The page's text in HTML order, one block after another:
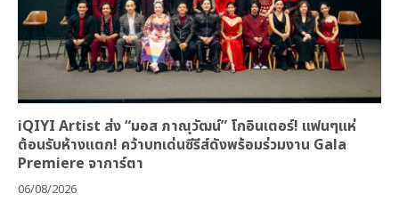
iQIYI Artist ส่ง “มอส ภาณุวัฒน์” โกอินเตอร์! แฟนๆแห่
ต้อนรับห้างแตก! คว้าบทเด่นซีรีส์ดังพร้อมร่วมงาน Gala
Premiere จาการ์ตา
06/08/2026